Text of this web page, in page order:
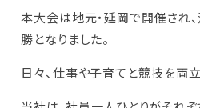
バルブサイジングソフト
安全データシート（SDS）
配管診断
取引先との公正・適切な取引
地域社会への貢献
マルチステークホルダー方針
取引先からの相談・通報制度
本大会は地元・延岡で開催され
勝となりました。
日々、仕事や子育てと競技を両